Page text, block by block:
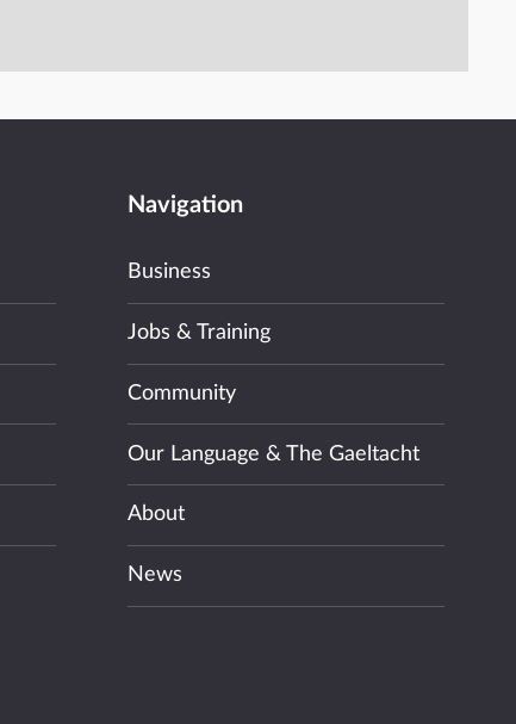
Navigation
Business
Jobs & Training
Community
Our Language & The Gaeltacht
About
News